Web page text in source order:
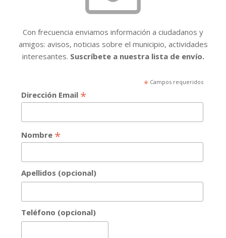
Con frecuencia enviamos información a ciudadanos y
amigos: avisos, noticias sobre el municipio, actividades
interesantes. Suscríbete a nuestra lista de envío.
*Campos requeridos
Dirección Email *
Nombre *
Apellidos (opcional)
Teléfono (opcional)